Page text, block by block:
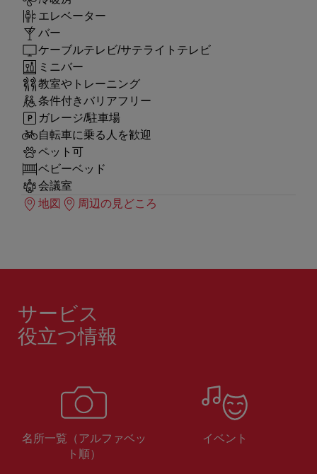
エレベーター
バー
ケーブルテレビ/サテライトテレビ
ミニバー
教室やトレーニング
条件付きバリアフリー
ガレージ/駐車場
自転車に乗る人を歓迎
ペット可
ベビーベッド
会議室
地図
周辺の見どころ
サービス
役立つ情報
名所一覧（アルファベッ
ト順）
イベント